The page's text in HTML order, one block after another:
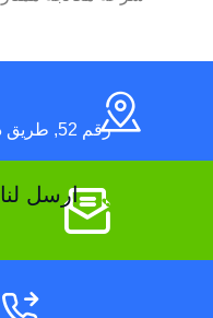
رقم 52, طريق دونغمينغ, تشنغتشو, حنان, الصين
ارسل لنا